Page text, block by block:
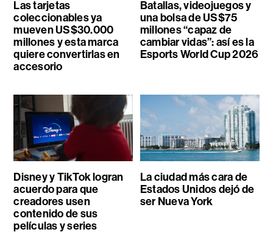
Las tarjetas
coleccionables ya
mueven US$30.000
millones y esta marca
quiere convertirlas en
accesorio
Batallas, videojuegos y
una bolsa de US$75
millones “capaz de
cambiar vidas”: así es la
Esports World Cup 2026
Disney y TikTok logran
acuerdo para que
creadores usen
contenido de sus
películas y series
La ciudad más cara de
Estados Unidos dejó de
ser Nueva York